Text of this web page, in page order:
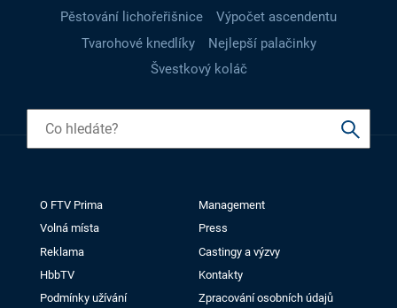
Pěstování lichořeřišnice
Výpočet ascendentu
Tvarohové knedlíky
Nejlepší palačinky
Švestkový koláč
O FTV Prima
Management
Volná místa
Press
Reklama
Castingy a výzvy
HbbTV
Kontakty
Podmínky užívání
Zpracování osobních údajů